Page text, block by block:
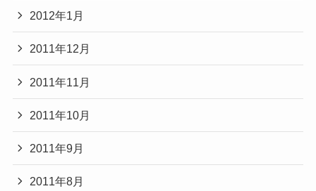
2012年1月
2011年12月
2011年11月
2011年10月
2011年9月
2011年8月